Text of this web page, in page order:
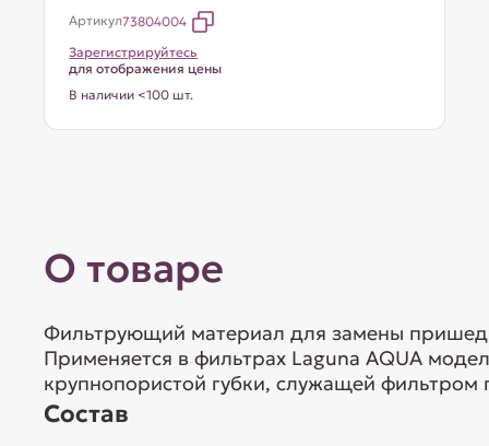
Артикул73804004
Зарегистрируйтесь
для отображения цены
В наличии <100 шт.
О товаре
Фильтрующий материал для замены
Применяется в фильтрах Laguna AQUA
крупнопористой губки, служащей фильтром
Состав